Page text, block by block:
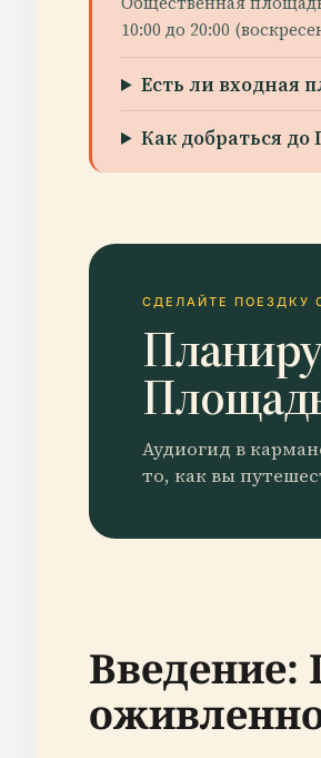
10:00 до 20:00
Есть ли входная
Как добраться
СДЕЛАЙТЕ ПОЕЗДКУ
Аудиогид в
то, как вы
Введение: